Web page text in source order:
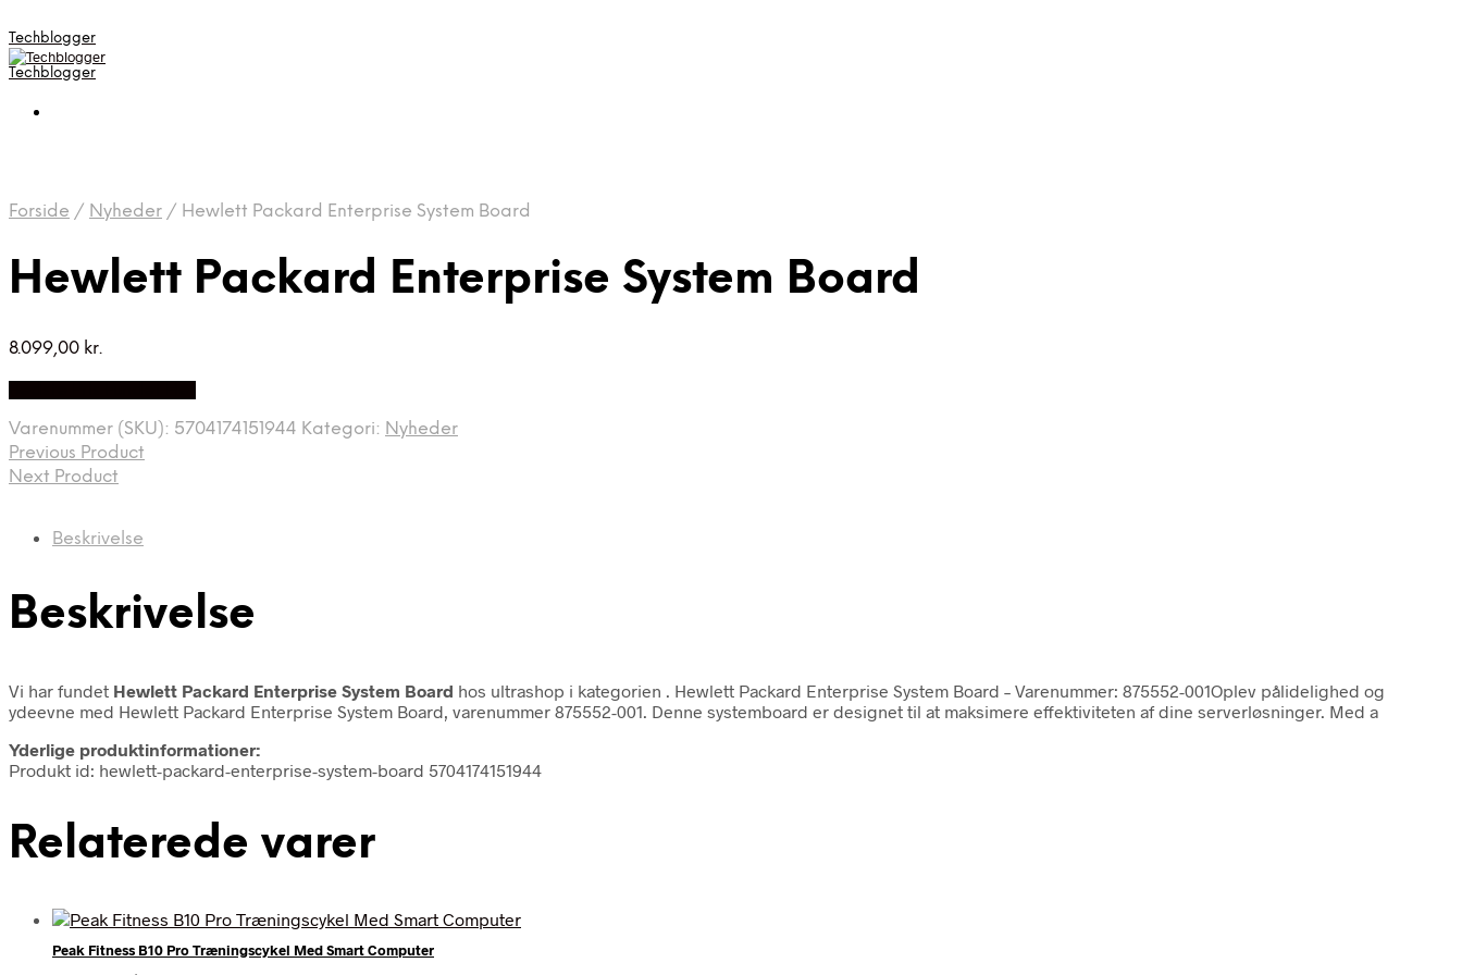
Techblogger
Techblogger
Forside / Nyheder / Hewlett Packard Enterprise System Board
Hewlett Packard Enterprise System Board
8.099,00 kr.
Varenummer (SKU): 5704174151944 Kategori: Nyheder
Previous Product
Next Product
Beskrivelse
Beskrivelse
Vi har fundet Hewlett Packard Enterprise System Board hos ultrashop i kategorien
. Hewlett Packard Enterprise System Board – Varenummer: 875552-001Oplev pålidelighed og
ydeevne med Hewlett Packard Enterprise System Board, varenummer 875552-001. Denne systemboard er designet til at maksimere effektiviteten af dine serverløsninger. Med a
Yderlige produktinformationer:
Produkt id: hewlett-packard-enterprise-system-board 5704174151944
Relaterede varer
Peak Fitness B10 Pro Træningscykel Med Smart Computer